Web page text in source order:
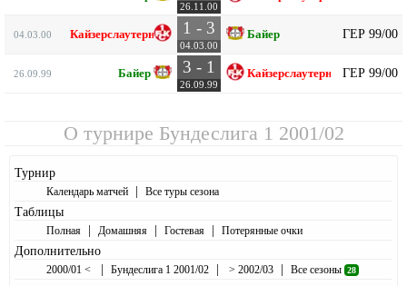
26.11.00
04.03.00 Кайзерслаутерн 1 - 3
04.03.00
Байер ГЕР 99/00
26.09.99 Байер 3 - 1
26.09.99
Кайзерслаутерн ГЕР 99/00
О турнире Бундеслига 1 2001/02
Турнир
Календарь матчей | Все туры сезона
Таблицы
Полная | Домашняя | Гостевая | Потерянные очки
Дополнительно
2000/01 < | Бундеслига 1 2001/02 | > 2002/03 | Все сезоны 28